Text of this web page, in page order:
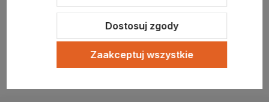
Sklep internetowy Shoper Premium
Szablon Shoper Modern 3.0™
Dostosuj zgody
Zaakceptuj wszystkie